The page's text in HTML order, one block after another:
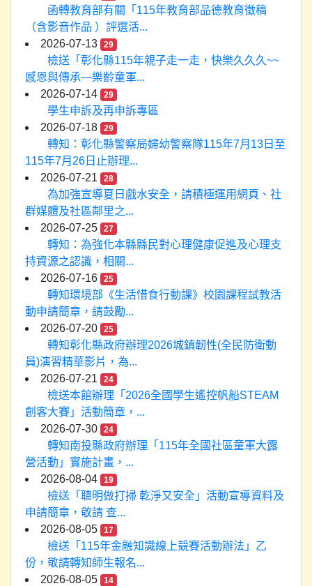
函轉教育部有關「115年教育部品德教育徵稿
（含影音作品 ）評選活...
2026-07-13
29
檢送「彰化縣115年親子走一走，快樂久久久~~
感恩與傳承—樂齡童軍...
2026-07-14
29
學生申訴及再申訴專區
2026-07-18
29
轉知：彰化縣警察局婦幼警察隊115年7月13日至
115年7月26日止辦理...
2026-07-21
28
為加強宣導夏日戲水安全，請積極運用網頁、社
群媒體及社區鄰里之...
2026-07-25
27
轉知：為強化本縣縣民對心理健康促進及心理支
持資源之認識，相關...
2026-07-16
25
轉知環境部《生活惜食行動課》校園課程試教活
動申請簡章，請鼓勵...
2026-07-20
25
轉知彰化縣政府辦理2026城鎮韌性(全民防衛動
員)演習精華影片，為...
2026-07-21
24
檢送本館辦理「2026全國學生遙控帆船STEAM
創客大賽」活動簡章，...
2026-07-30
24
轉知南投縣政府辦理「115年全國社區童軍大露
營活動」實施計畫，...
2026-08-04
19
檢送「聰明做打掃 乾淨又安全」活動宣導資料及
申請簡章，敬請 查...
2026-08-05
17
檢送「115年金融知識線上競賽活動辦法」乙
份，敬請轉知師生報名...
2026-08-05
14